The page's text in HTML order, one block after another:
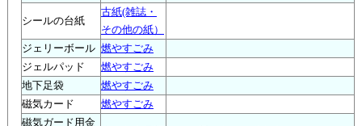
シールの台紙
古紙(雑誌・
その他の紙）
ジェリーボール 燃やすごみ
ジェルパッド
燃やすごみ
地下足袋
燃やすごみ
磁気カード
燃やすごみ
磁気ガード用金